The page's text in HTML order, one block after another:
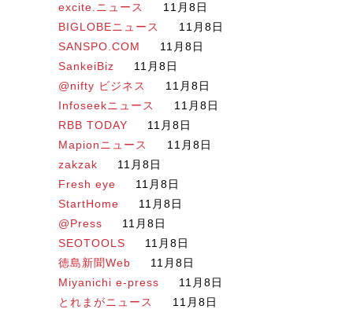
excite.ニュース
11月8日
BIGLOBEニュース
11月8日
SANSPO.COM
11月8日
SankeiBiz
11月8日
@nifty ビジネス
11月8日
Infoseekニュース
11月8日
RBB TODAY
11月8日
Mapionニュース
11月8日
zakzak
11月8日
Fresh eye
11月8日
StartHome
11月8日
@Press
11月8日
SEOTOOLS
11月8日
徳島新聞Web
11月8日
Miyanichi e-press
11月8日
とれまがニュース
11月8日